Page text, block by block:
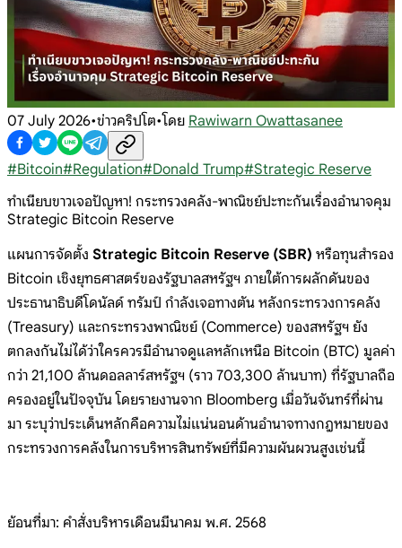
07 July 2026•ข่าวคริปโต•โดย Rawiwarn Owattasanee
#Bitcoin#Regulation#Donald Trump#Strategic Reserve
ทำเนียบขาวเจอปัญหา! กระทรวงคลัง-พาณิชย์ปะทะกันเรื่องอำนาจคุม
Strategic Bitcoin Reserve
แผนการจัดตั้ง Strategic Bitcoin Reserve (SBR) หรือทุนสำรอง
Bitcoin เชิงยุทธศาสตร์ของรัฐบาลสหรัฐฯ ภายใต้การผลักดันของ
ประธานาธิบดีโดนัลด์ ทรัมป์ กำลังเจอทางตัน หลังกระทรวงการคลัง
(Treasury) และกระทรวงพาณิชย์ (Commerce) ของสหรัฐฯ ยัง
ตกลงกันไม่ได้ว่าใครควรมีอำนาจดูแลหลักเหนือ Bitcoin (BTC) มูลค่า
กว่า 21,100 ล้านดอลลาร์สหรัฐฯ (ราว 703,300 ล้านบาท) ที่รัฐบาลถือ
ครองอยู่ในปัจจุบันโดยรายงานจาก Bloomberg เมื่อวันจันทร์ที่ผ่าน
มา ระบุว่าประเด็นหลักคือความไม่แน่นอนด้านอำนาจทางกฎหมายของ
กระทรวงการคลังในการบริหารสินทรัพย์ที่มีความผันผวนสูงเช่นนี้
ย้อนที่มา: คำสั่งบริหารเดือนมีนาคม พ.ศ. 2568